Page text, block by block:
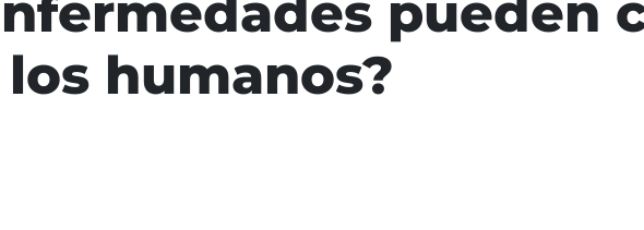
pueden
humanos?